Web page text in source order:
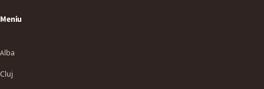
Meniu
Alba
Cluj